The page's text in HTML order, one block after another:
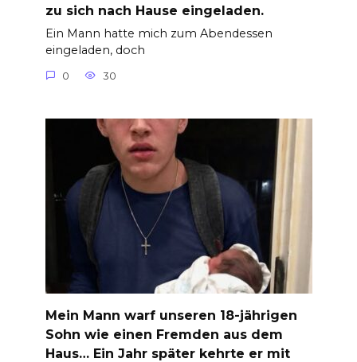
zu sich nach Hause eingeladen.
Ein Mann hatte mich zum Abendessen
eingeladen, doch
0 30
Mein Mann warf unseren 18-jährigen
Sohn wie einen Fremden aus dem
Haus… Ein Jahr später kehrte er mit